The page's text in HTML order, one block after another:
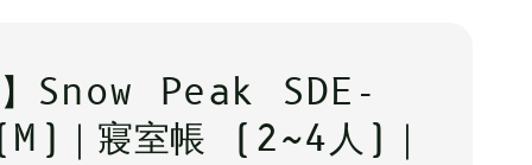
】Snow Peak SDE-
｜寢室帳 (2~4人)｜